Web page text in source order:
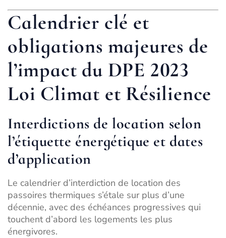
Calendrier clé et
obligations majeures de
l’impact du DPE 2023
Loi Climat et Résilience
Interdictions de location selon
l’étiquette énergétique et dates
d’application
Le calendrier d’interdiction de location des
passoires thermiques s’étale sur plus d’une
décennie, avec des échéances progressives qui
touchent d’abord les logements les plus
énergivores.